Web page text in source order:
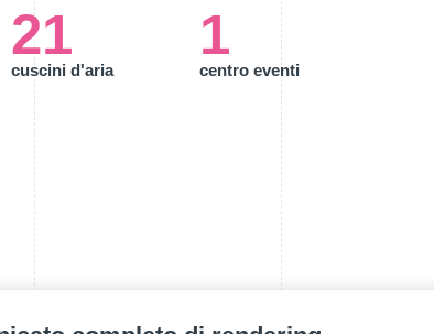
21
cuscini d'aria
1
centro eventi